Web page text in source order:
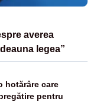
averea
legea”
hotărâre care
pentru